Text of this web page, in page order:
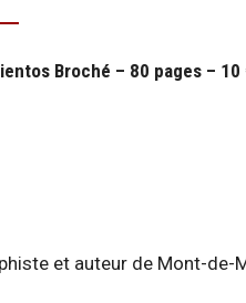
Broché – 80 pages – 10
et auteur de Mont-de-